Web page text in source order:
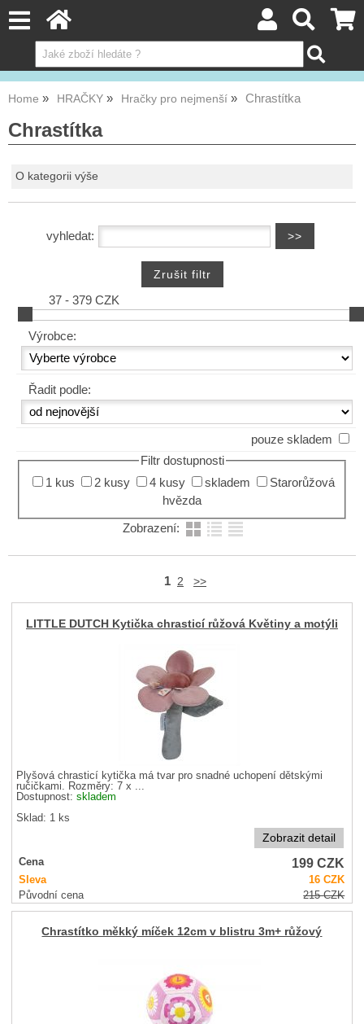
Home HRAČKY Hračky pro nejmenší Chrastítka
Chrastítka
O kategorii výše
vyhledat:
37 - 379 CZK
Výrobce:
Řadit podle:
pouze skladem
Filtr dostupnosti
1 kus
2 kusy 4 kusy skladem
Starorůžová
hvězda
Zobrazení:
1 2 >>
LITTLE DUTCH Kytička chrasticí růžová Květiny a motýli
Plyšová chrasticí kytička má tvar pro snadné uchopení dětskými
ručičkami. Rozměry: 7 x ...
Dostupnost:skladem
Sklad: 1 ks
Zobrazit detail
Cena 199CZK
Sleva 16CZK
Původní cena
215CZK
Chrastítko měkký míček 12cm v blistru 3m+ růžový